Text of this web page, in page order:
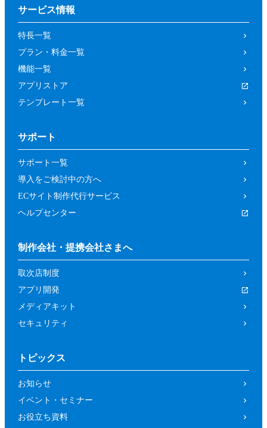
サービス情報
特長一覧
プラン・料金一覧
機能一覧
アプリストア
テンプレート一覧
サポート
サポート一覧
導入をご検討中の方へ
ECサイト制作代行サービス
ヘルプセンター
制作会社・提携会社さまへ
取次店制度
アプリ開発
メディアキット
セキュリティ
トピックス
お知らせ
イベント・セミナー
お役立ち資料